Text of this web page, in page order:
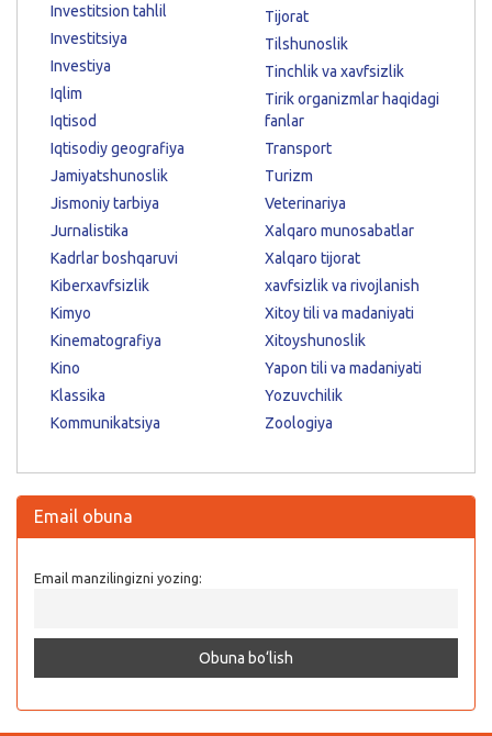
Investitsion tahlil
Investitsiya
Investiya
Iqlim
Iqtisod
Iqtisodiy geografiya
Jamiyatshunoslik
Jismoniy tarbiya
Jurnalistika
Kadrlar boshqaruvi
Kiberxavfsizlik
Kimyo
Kinematografiya
Kino
Klassika
Kommunikatsiya
Tijorat
Tilshunoslik
Tinchlik va xavfsizlik
Tirik organizmlar haqidagi
fanlar
Transport
Turizm
Veterinariya
Xalqaro munosabatlar
Xalqaro tijorat
xavfsizlik va rivojlanish
Xitoy tili va madaniyati
Xitoyshunoslik
Yapon tili va madaniyati
Yozuvchilik
Zoologiya
Email obuna
Email manzilingizni yozing: